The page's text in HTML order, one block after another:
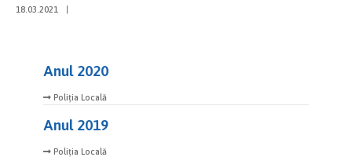
18.03.2021
Anul 2020
Poliția Locală
Anul 2019
Poliția Locală